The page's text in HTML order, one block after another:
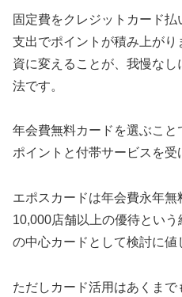
固定費をクレジットカード
支出でポイントが積み上が
資に変えることが、我慢な
法です。
年会費無料カードを選ぶこ
ポイントと付帯サービスを受
エポスカードは年会費永年無
10,000店舗以上の優待とい
の中心カードとして検討に値
ただしカード活用はあくまで